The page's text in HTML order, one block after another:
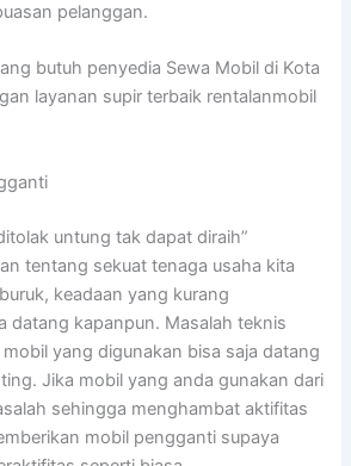
pelanggan.
butuh penyedia Sewa Mobil di Kota
layanan supir terbaik rentalanmobil
untung tak dapat diraih”
tentang sekuat tenaga usaha kita
keadaan yang kurang
datang kapanpun. Masalah teknis
yang digunakan bisa saja datang
Jika mobil yang anda gunakan dari
sehingga menghambat aktifitas
mobil pengganti supaya